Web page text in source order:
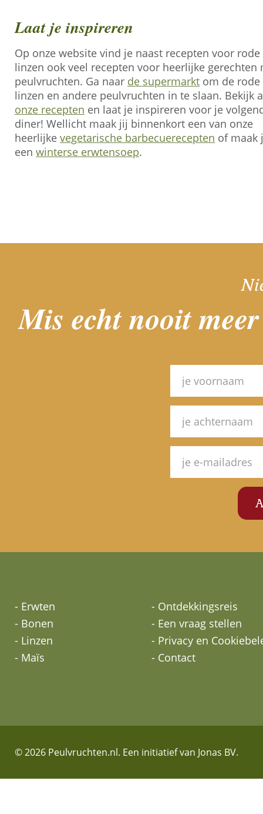
Laat je inspireren
Op onze website vind je naast recepten voor rode
linzen ook veel recepten voor heerlijke gerechten
peulvruchten. Ga naar de supermarkt om de rode
linzen en andere peulvruchten in te slaan. Bekijk
onze recepten en laat je inspireren voor je
diner! Wellicht maak jij binnenkort een van onze
heerlijke vegetarische barbecuerecepten of maak
een winterse erwtensoep.
Mis echt nooit
- Erwten
- Bonen
- Linzen
- Maïs
- Ontdekkingsreis
- Een vraag stellen
- Privacy en
- Contact
© 2026 Peulvruchten.nl. Een initiatief van Jonas BV.